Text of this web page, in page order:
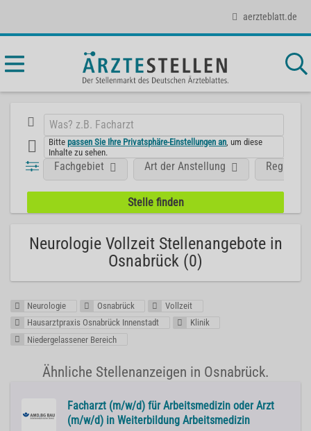
aerzteblatt.de
Bittepassen Sie Ihre Privatsphäre-Einstellungen an , um diese
Inhalte zu sehen.
Fachgebiet Art der Anstellung Region
Neurologie Vollzeit Stellenangebote in
Osnabrück (0)
Neurologie Osnabrück
Vollzeit
Hausarztpraxis Osnabrück Innenstadt
Klinik
Niedergelassener Bereich
Ähnliche Stellenanzeigen in Osnabrück.
Facharzt (m/w/d) für Arbeitsmedizin oder Arzt
(m/w/d) in Weiterbildung Arbeitsmedizin